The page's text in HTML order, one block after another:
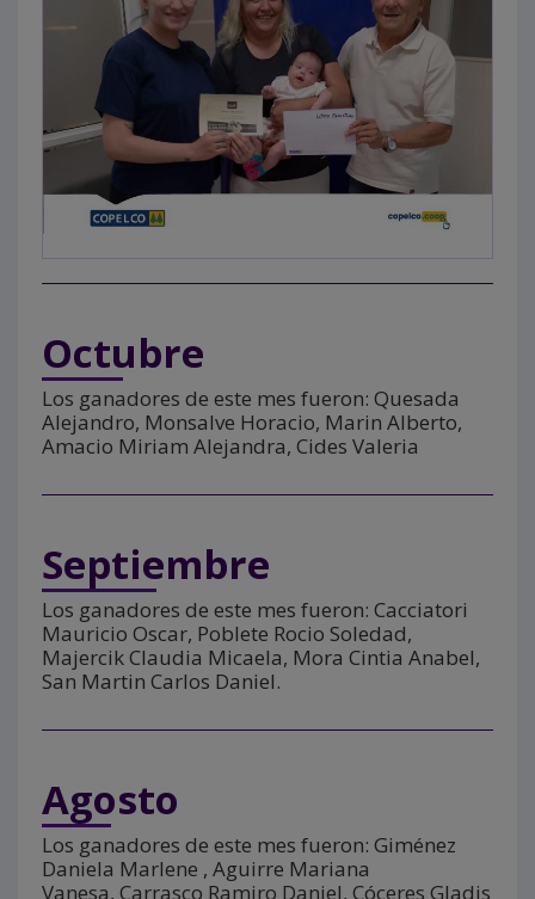
Octubre
Los ganadores de este mes fueron: Quesada
Alejandro, Monsalve Horacio, Marin Alberto,
Amacio Miriam Alejandra, Cides Valeria
Septiembre
Los ganadores de este mes fueron: Cacciatori
Mauricio Oscar, Poblete Rocio Soledad,
Majercik Claudia Micaela, Mora Cintia Anabel,
San Martin Carlos Daniel.
Agosto
Los ganadores de este mes fueron: Giménez
Daniela Marlene , Aguirre Mariana
Vanesa, Carrasco Ramiro Daniel, Cóceres Gladis